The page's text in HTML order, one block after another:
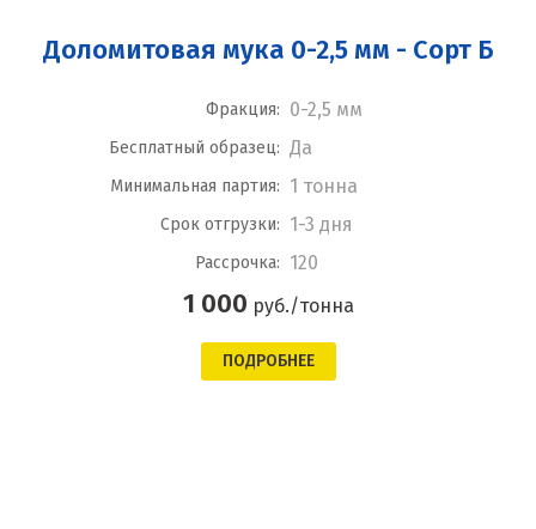
Доломитовая мука 0-2,5 мм - Сорт Б
Фракция: 0-2,5 мм
Бесплатный образец: Да
Минимальная партия: 1 тонна
Срок отгрузки: 1-3 дня
Рассрочка: 120
1 000 руб./тонна
ПОДРОБНЕЕ